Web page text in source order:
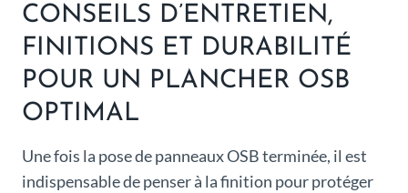
CONSEILS D’ENTRETIEN,
FINITIONS ET DURABILITÉ
POUR UN PLANCHER OSB
OPTIMAL
Une fois la pose de panneaux OSB terminée, il est
indispensable de penser à la finition pour protéger